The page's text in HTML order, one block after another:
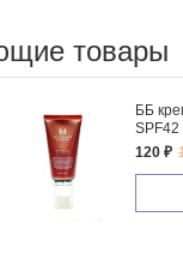
товары
ББ крем Missha M
SPF42 PA+++
1 590 ₽